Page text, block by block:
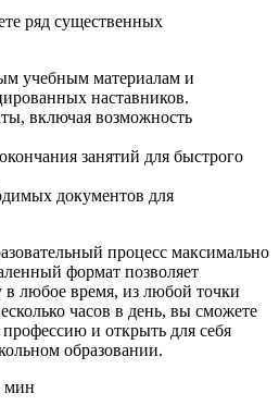
ряд существенных
учебным материалам и
наставников.
включая возможность
занятий для быстрого
документов для
процесс максимально
формат позволяет
в любое время, из любой точки
часов в день, вы сможете
и открыть для себя
образовании.
мин